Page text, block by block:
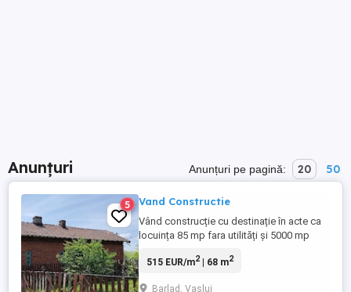
Anunțuri Anunțuri pe pagină: 20 50
5 Vand Constructie
Vând construcție cu destinație în acte ca
locuința 85 mp fara utilități și 5000 mp
creștere animale ,recreere . aflată la 10 m
515 EUR/m2| 68 m2
Barlad, Vaslui